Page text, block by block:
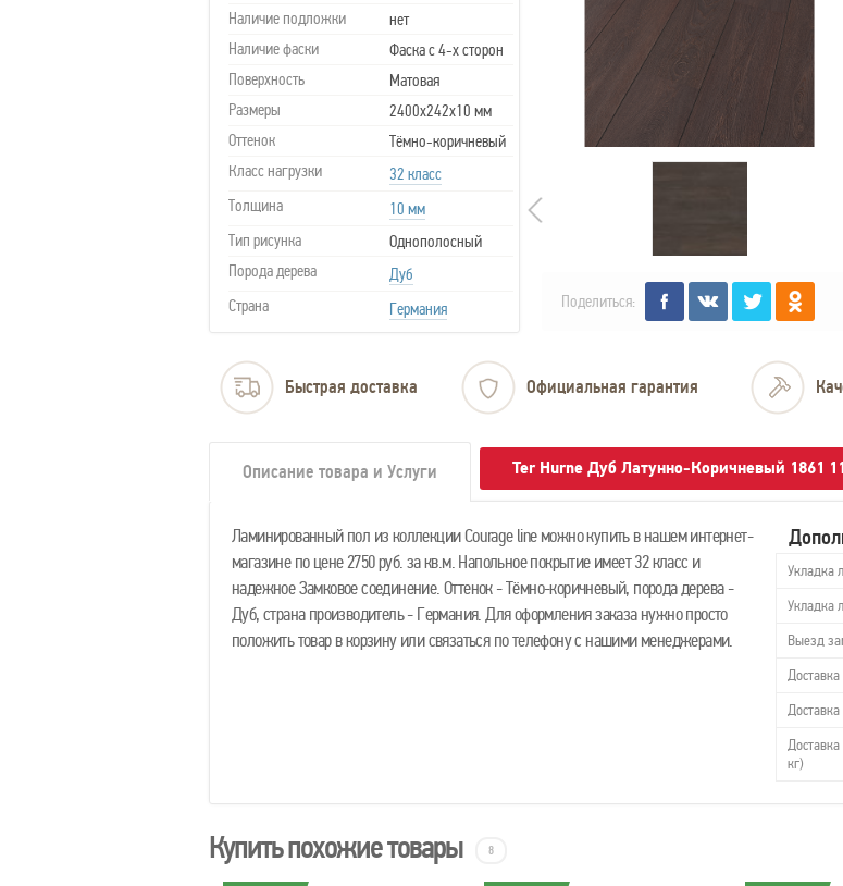
Наличие подложки
нет
Наличие фаски
Фаска с 4-х сторон
Поверхность
Матовая
Размеры
2400x242x10 мм
Оттенок
Тёмно-коричневый
Класс нагрузки
32 класс
Толщина
10 мм
Тип рисунка
Однополосный
Порода дерева
Дуб
Страна
Германия Поделиться:
Быстрая доставка Официальная гарантия
Описание товара и Услуги Ter Hurne Дуб Латунно-Коричневый 1861
Ламинированный пол из коллекции Courage line можно купить в нашем интернет-
магазине по цене 2750 руб. за кв.м. Напольное покрытие имеет 32 класс и
надежное Замковое соединение. Оттенок - Тёмно-коричневый, порода дерева -
Дуб, страна производитель - Германия. Для оформления заказа нужно просто
положить товар в корзину или связаться по телефону с нашими менеджерами.
Укладка
Укладка
Выезд
кг)
Купить похожие товары 8